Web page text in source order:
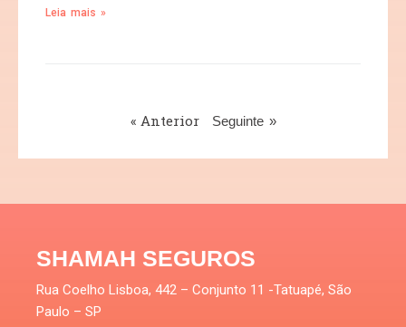
Leia mais »
« Anterior Seguinte »
SHAMAH SEGUROS
Rua Coelho Lisboa, 442 – Conjunto 11 -Tatuapé, São
Paulo – SP